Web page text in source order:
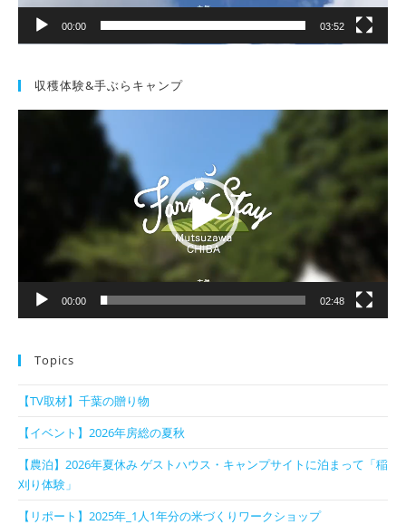
00:00 03:52
収穫体験&手ぶらキャンプ
00:00 02:48
Topics
【TV取材】千葉の贈り物
【イベント】2026年房総の夏秋
【農泊】2026年夏休み ゲストハウス・キャンプサイトに泊まって「稲
刈り体験」
【リポート】2025年_1人1年分の米づくりワークショップ